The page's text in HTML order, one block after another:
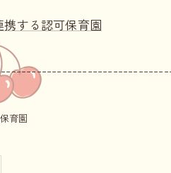
する認可保育園
育園